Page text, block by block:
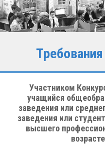
Участником
учащийся
заведения или
заведения или
высшего